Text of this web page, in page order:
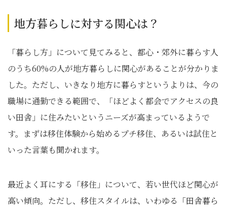
地方暮らしに対する関心は？
「暮らし方」について見てみると、都心・郊外に暮らす人
のうち60%の人が地方暮らしに関心があることが分かりま
した。ただし、いきなり地方に暮らすというよりは、今の
職場に通勤できる範囲で、「ほどよく都会でアクセスの良
い田舎」に住みたいというニーズが高まっているようで
す。まずは移住体験から始めるプチ移住、あるいは試住と
いった言葉も聞かれます。
最近よく耳にする「移住」について、若い世代ほど関心が
高い傾向。ただし、移住スタイルは、いわゆる「田舎暮ら